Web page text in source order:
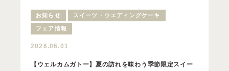
お知らせ スイーツ・ウエディングケーキ
フェア情報
2026.06.01
【ウェルカムガトー】夏の訪れを味わう季節限定スイー